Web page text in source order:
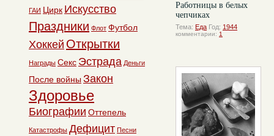
Работницы в белых
чепчиках
Тема: Еда Год: 1944
комментарии: 1
ГАИ Цирк Искусство
Праздники Флот Футбол
Хоккей Открытки
Награды Секс Эстрада Деньги
После войны Закон
Здоровье
Биографии Оттепель
Катастрофы Дефицит Песни